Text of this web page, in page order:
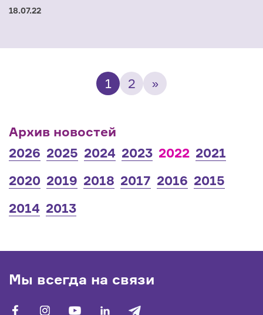
18.07.22
1 2 »
Архив новостей
2026 2025 2024 2023 2022 2021
2020 2019 2018 2017 2016 2015
2014 2013
Мы всегда на связи
facebook youtube linkedin